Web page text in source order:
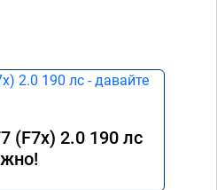
(F7x) 2.0 190 лс